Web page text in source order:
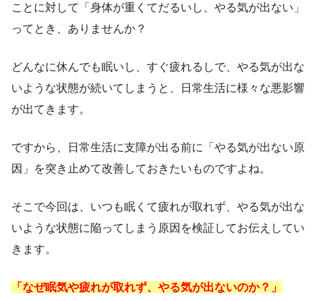
ことに対して「身体が重くてだるいし、やる気が出ない」
ってとき、ありませんか？
どんなに休んでも眠いし、すぐ疲れるしで、やる気が出な
いような状態が続いてしまうと、日常生活に様々な悪影響
が出てきます。
ですから、日常生活に支障が出る前に「やる気が出ない原
因」を突き止めて改善しておきたいものですよね。
そこで今回は、いつも眠くて疲れが取れず、やる気が出な
いような状態に陥ってしまう原因を検証してお伝えしてい
きます。
「なぜ眠気や疲れが取れず、やる気が出ないのか？」